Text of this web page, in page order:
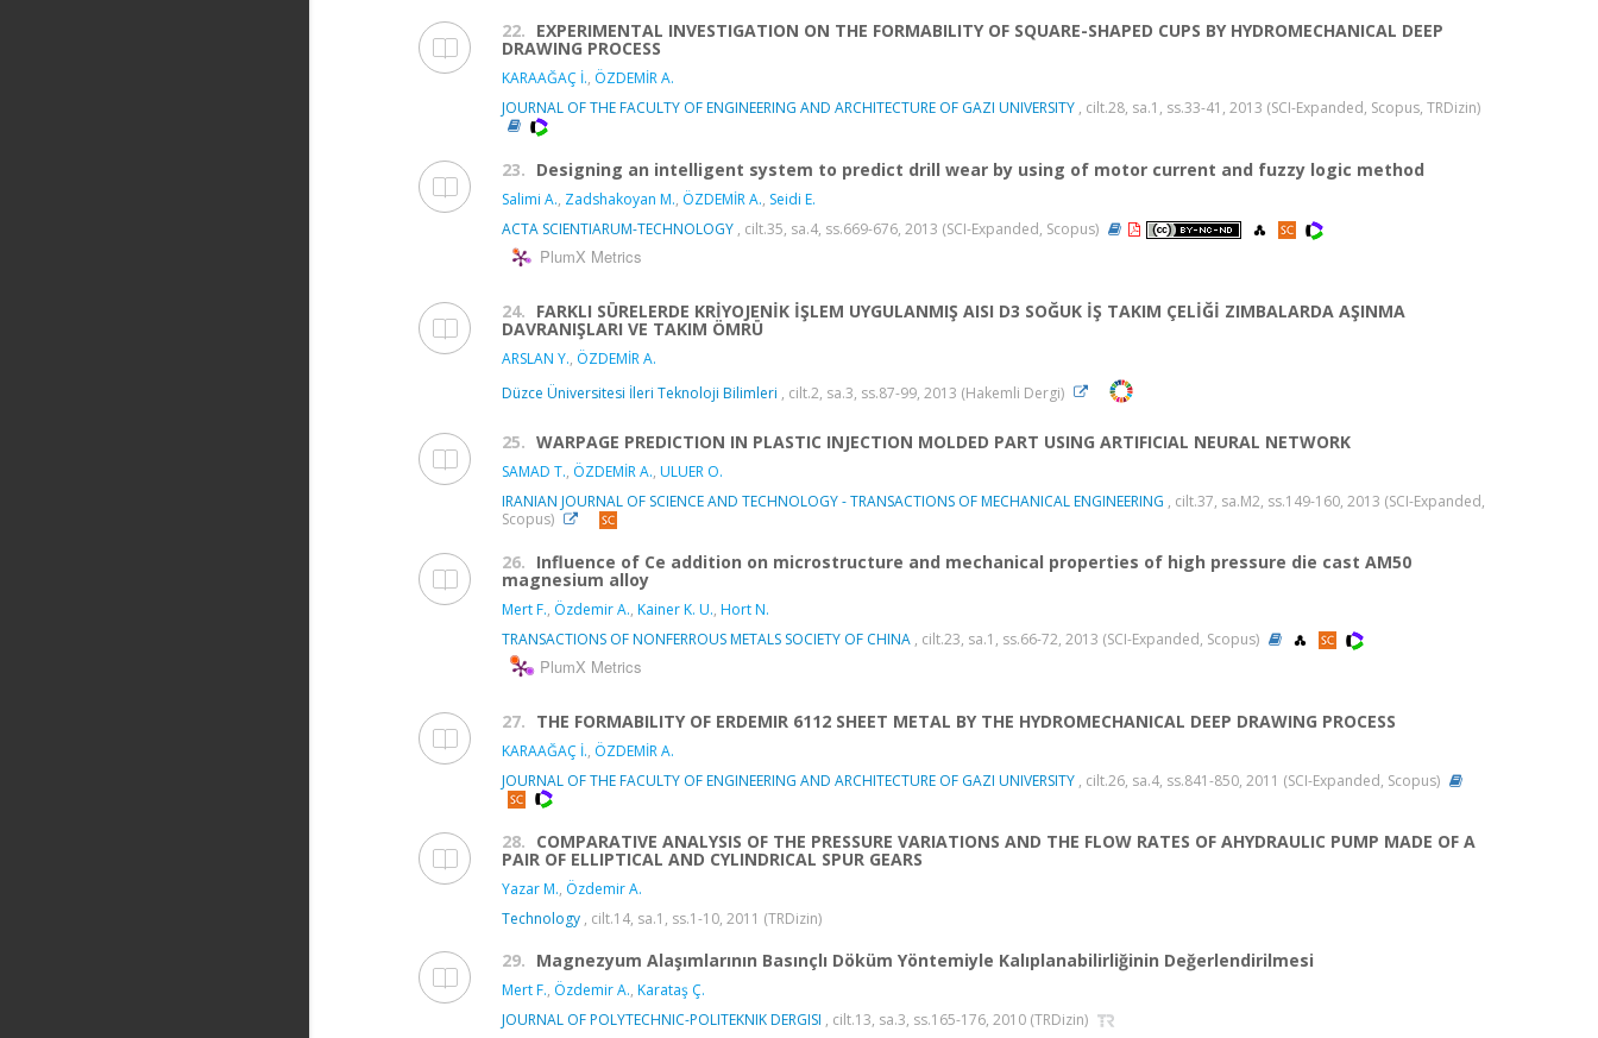
22. EXPERIMENTAL INVESTIGATION ON THE FORMABILITY OF SQUARE-SHAPED CUPS BY HYDROMECHANICAL DEEP
DRAWING PROCESS
KARAAĞAÇ İ., ÖZDEMİR A.
JOURNAL OF THE FACULTY OF ENGINEERING AND ARCHITECTURE OF GAZI UNIVERSITY , cilt.28, sa.1, ss.33-41, 2013 (SCI-Expanded, Scopus, TRDizin)
23. Designing an intelligent system to predict drill wear by using of motor current and fuzzy logic method
Salimi A., Zadshakoyan M., ÖZDEMİR A., Seidi E.
ACTA SCIENTIARUM-TECHNOLOGY , cilt.35, sa.4, ss.669-676, 2013 (SCI-Expanded, Scopus)
PlumX Metrics
24. FARKLI SÜRELERDE KRİYOJENİK İŞLEM UYGULANMIŞ AISI D3 SOĞUK İŞ TAKIM ÇELİĞİ ZIMBALARDA AŞINMA
DAVRANIŞLARI VE TAKIM ÖMRÜ
ARSLAN Y., ÖZDEMİR A.
Düzce Üniversitesi İleri Teknoloji Bilimleri , cilt.2, sa.3, ss.87-99, 2013 (Hakemli Dergi)
25. WARPAGE PREDICTION IN PLASTIC INJECTION MOLDED PART USING ARTIFICIAL NEURAL NETWORK
SAMAD T., ÖZDEMİR A., ULUER O.
IRANIAN JOURNAL OF SCIENCE AND TECHNOLOGY - TRANSACTIONS OF MECHANICAL ENGINEERING , cilt.37, sa.M2, ss.149-160, 2013 (SCI-Expanded,
Scopus)
26. Influence of Ce addition on microstructure and mechanical properties of high pressure die cast AM50
magnesium alloy
Mert F., Özdemir A., Kainer K. U., Hort N.
TRANSACTIONS OF NONFERROUS METALS SOCIETY OF CHINA , cilt.23, sa.1, ss.66-72, 2013 (SCI-Expanded, Scopus)
PlumX Metrics
27. THE FORMABILITY OF ERDEMIR 6112 SHEET METAL BY THE HYDROMECHANICAL DEEP DRAWING PROCESS
KARAAĞAÇ İ., ÖZDEMİR A.
JOURNAL OF THE FACULTY OF ENGINEERING AND ARCHITECTURE OF GAZI UNIVERSITY , cilt.26, sa.4, ss.841-850, 2011 (SCI-Expanded, Scopus)
28. COMPARATIVE ANALYSIS OF THE PRESSURE VARIATIONS AND THE FLOW RATES OF AHYDRAULIC PUMP MADE OF A
PAIR OF ELLIPTICAL AND CYLINDRICAL SPUR GEARS
Yazar M., Özdemir A.
Technology , cilt.14, sa.1, ss.1-10, 2011 (TRDizin)
29. Magnezyum Alaşımlarının Basınçlı Döküm Yöntemiyle Kalıplanabilirliğinin Değerlendirilmesi
Mert F., Özdemir A., Karataş Ç.
JOURNAL OF POLYTECHNIC-POLITEKNIK DERGISI , cilt.13, sa.3, ss.165-176, 2010 (TRDizin)